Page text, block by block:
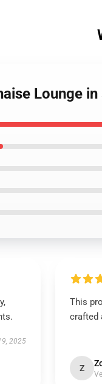
Lounge
2025
This
crafted
Z